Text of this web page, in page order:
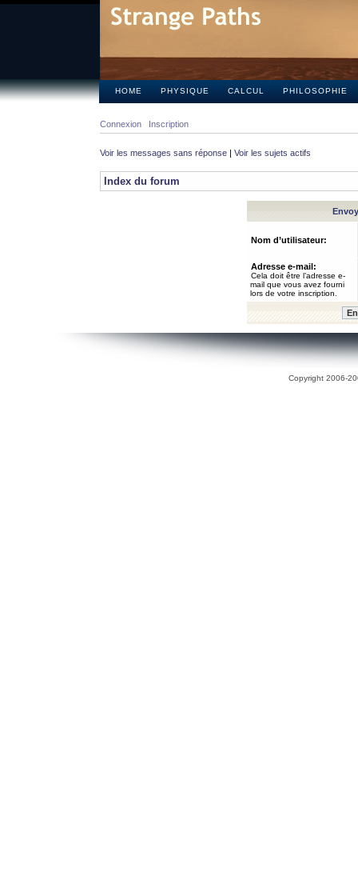
HOME PHYSIQUE CALCUL PHILOSOPHIE
Connexion Inscription
Voir les messages sans réponse | Voir les sujets actifs
Index du forum
Nom d’utilisateur:
Adresse e-mail:
Cela doit être l’adresse e-
mail que vous avez fourni
lors de votre inscription.
Copyright 2006-